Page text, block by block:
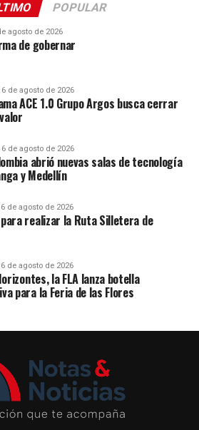
POPULAR
agosto de 2026
de gobernar
6 de agosto de 2026
ACE 1.0 Grupo Argos busca cerrar
6 de agosto de 2026
abrió nuevas salas de tecnología
y Medellín
6 de agosto de 2026
realizar la Ruta Silletera de
6 de agosto de 2026
la FLA lanza botella
para la Feria de las Flores